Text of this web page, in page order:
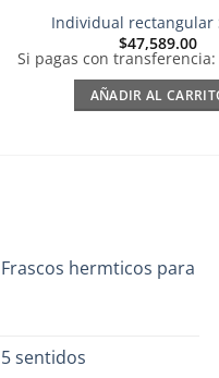
Individual rectangular
$47,589.00
Si pagas con transferencia:
AÑADIR AL
hermticos para
sentidos